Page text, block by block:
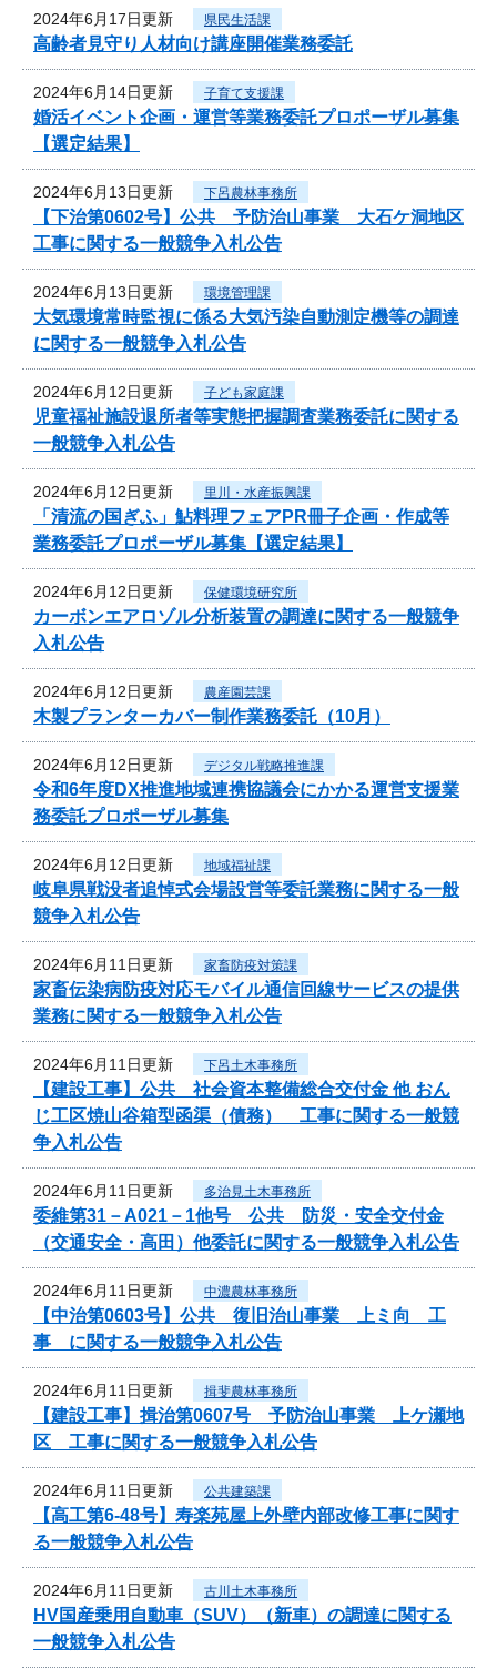
2024年6月17日更新 県民生活課
高齢者見守り人材向け講座開催業務委託
2024年6月14日更新 子育て支援課
婚活イベント企画・運営等業務委託プロポーザル募集
【選定結果】
2024年6月13日更新 下呂農林事務所
【下治第0602号】公共 予防治山事業 大石ケ洞地区
工事に関する一般競争入札公告
2024年6月13日更新 環境管理課
大気環境常時監視に係る大気汚染自動測定機等の調達
に関する一般競争入札公告
2024年6月12日更新 子ども家庭課
児童福祉施設退所者等実態把握調査業務委託に関する
一般競争入札公告
2024年6月12日更新 里川・水産振興課
「清流の国ぎふ」鮎料理フェアPR冊子企画・作成等
業務委託プロポーザル募集【選定結果】
2024年6月12日更新 保健環境研究所
カーボンエアロゾル分析装置の調達に関する一般競争
入札公告
2024年6月12日更新 農産園芸課
木製プランターカバー制作業務委託（10月）
2024年6月12日更新 デジタル戦略推進課
令和6年度DX推進地域連携協議会にかかる運営支援業
務委託プロポーザル募集
2024年6月12日更新 地域福祉課
岐阜県戦没者追悼式会場設営等委託業務に関する一般
競争入札公告
2024年6月11日更新 家畜防疫対策課
家畜伝染病防疫対応モバイル通信回線サービスの提供
業務に関する一般競争入札公告
2024年6月11日更新 下呂土木事務所
【建設工事】公共 社会資本整備総合交付金 他 おん
じ工区焼山谷箱型函渠（債務） 工事に関する一般競
争入札公告
2024年6月11日更新 多治見土木事務所
委維第31－A021－1他号 公共 防災・安全交付金
（交通安全・高田）他委託に関する一般競争入札公告
2024年6月11日更新 中濃農林事務所
【中治第0603号】公共 復旧治山事業 上ミ向 工
事 に関する一般競争入札公告
2024年6月11日更新 揖斐農林事務所
【建設工事】揖治第0607号 予防治山事業 上ケ瀬地
区 工事に関する一般競争入札公告
2024年6月11日更新 公共建築課
【高工第6-48号】寿楽苑屋上外壁内部改修工事に関す
る一般競争入札公告
2024年6月11日更新 古川土木事務所
HV国産乗用自動車（SUV）（新車）の調達に関する
一般競争入札公告